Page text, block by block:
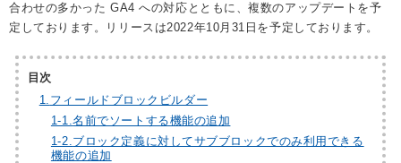
合わせの多かった GA4 への対応とともに、複数のアップデートを予
定しております。リリースは2022年10月31日を予定しております。
目次
1. フィールドブロックビルダー
1-1.名前でソートする機能の追加
1-2. ブロック定義に対してサブブロックでのみ利用できる
機能の追加